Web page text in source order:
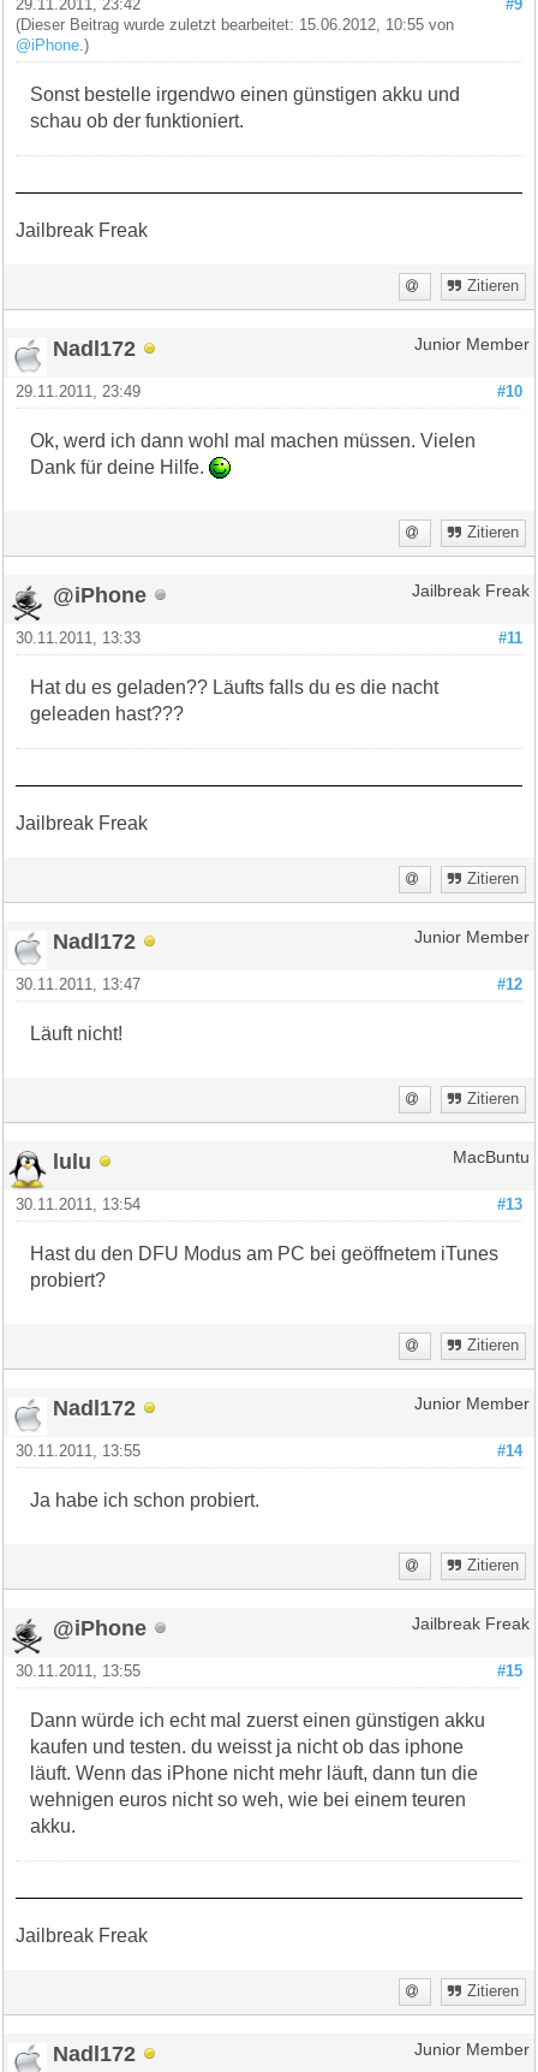
#9
29.11.2011, 23:42
(Dieser Beitrag wurde zuletzt bearbeitet: 15.06.2012, 10:55 von
@iPhone .)
Sonst bestelle irgendwo einen günstigen akku und
schau ob der funktioniert.
Jailbreak Freak
Zitieren
Nadl172 Junior Member
#10
29.11.2011, 23:49
Ok, werd ich dann wohl mal machen müssen. Vielen
Dank für deine Hilfe.
Zitieren
@iPhone Jailbreak Freak
#11
30.11.2011, 13:33
Hat du es geladen?? Läufts falls du es die nacht
geleaden hast???
Jailbreak Freak
Zitieren
Nadl172 Junior Member
#12
30.11.2011, 13:47
Läuft nicht!
Zitieren
lulu MacBuntu
#13
30.11.2011, 13:54
Hast du den DFU Modus am PC bei geöffnetem iTunes
probiert?
Zitieren
Nadl172 Junior Member
#14
30.11.2011, 13:55
Ja habe ich schon probiert.
Zitieren
@iPhone Jailbreak Freak
#15
30.11.2011, 13:55
Dann würde ich echt mal zuerst einen günstigen akku
kaufen und testen. du weisst ja nicht ob das iphone
läuft. Wenn das iPhone nicht mehr läuft, dann tun die
wehnigen euros nicht so weh, wie bei einem teuren
akku.
Jailbreak Freak
Zitieren
Nadl172 Junior Member